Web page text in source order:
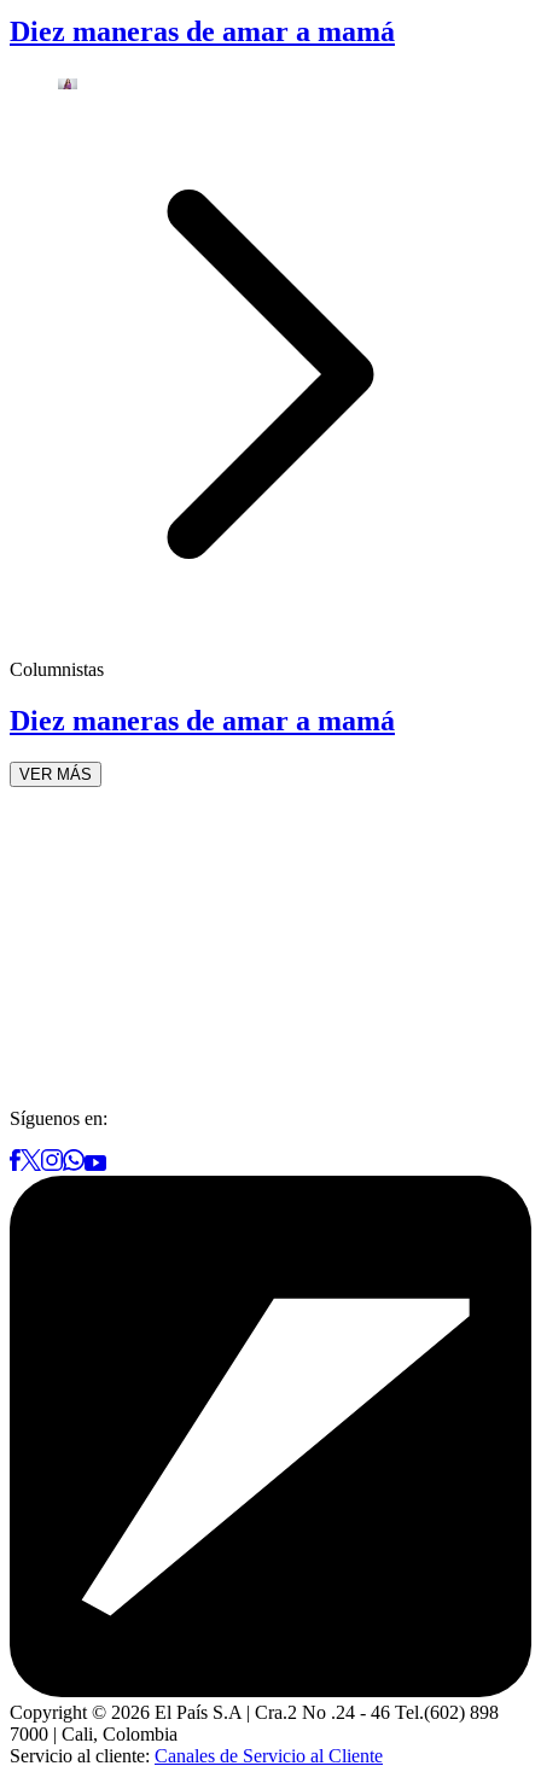
Diez maneras de amar a mamá
Columnistas
Diez maneras de amar a mamá
VER MÁS
Síguenos en:
Copyright © 2026 El País S.A | Cra.2 No .24 - 46 Tel.(602) 898
7000 | Cali, Colombia
Servicio al cliente: Canales de Servicio al Cliente